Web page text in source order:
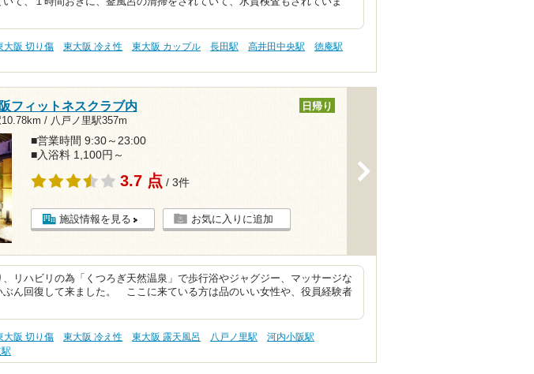
大阪 切り傷 東大阪 冷え性 東大阪 カップル 長田駅 高井田中央駅
徳庵駅
フィットネスクラブ内
/ 八戸ノ里駅357m
日帰り
■営業時間 9:30～23:00
■入浴料 1,100円～
3.7 点 / 3件
施設情報を見る お気に入りに追加
リハビリの為「くつろぎ天然温泉」で歩行浴やジャグジー、マッサージな
ぶん回復して来ました。 ここに来ている方は品のいい女性や、役員経験者
大阪 切り傷 東大阪 冷え性 東大阪 露天風呂 八戸ノ里駅
河内小阪駅